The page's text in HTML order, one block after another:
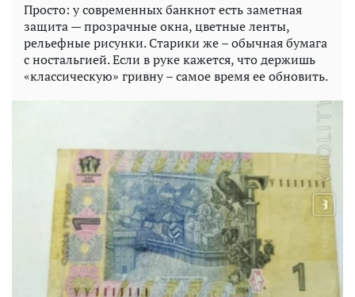
Просто: у современных банкнот есть заметная
защита — прозрачные окна, цветные ленты,
рельефные рисунки. Старики же – обычная бумага
с ностальгией. Если в руке кажется, что держишь
«классическую» гривну – самое время ее обновить.